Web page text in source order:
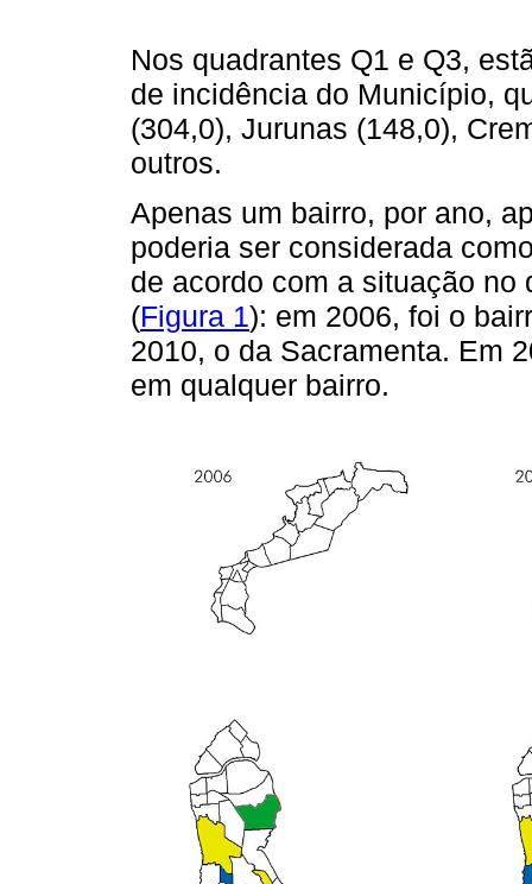
Nos quadrantes Q1 e Q3,
de incidência do Município,
(304,0), Jurunas (148,0),
outros.
Apenas um bairro, por ano,
poderia ser considerada
de acordo com a situação
(Figura 1): em 2006, foi o
2010, o da Sacramenta. Em
em qualquer bairro.